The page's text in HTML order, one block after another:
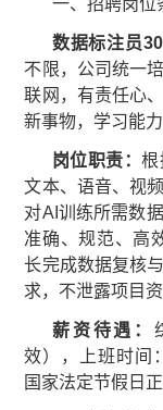
数据标注员
不限，公司统一
联网，有责任心
新事物，学习能力
岗位职责：根
文本、语音、视
对AI训练所需数
准确、规范、高
长完成数据复核
求，不泄露项目资
薪资待遇 ：
效），上班时间
国家法定节假日正